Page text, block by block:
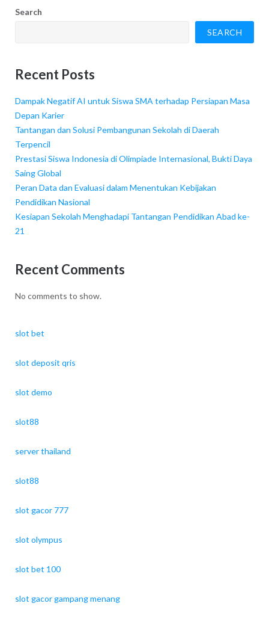
Search
SEARCH
Recent Posts
Dampak Negatif AI untuk Siswa SMA terhadap Persiapan Masa
Depan Karier
Tantangan dan Solusi Pembangunan Sekolah di Daerah
Terpencil
Prestasi Siswa Indonesia di Olimpiade Internasional, Bukti Daya
Saing Global
Peran Data dan Evaluasi dalam Menentukan Kebijakan
Pendidikan Nasional
Kesiapan Sekolah Menghadapi Tantangan Pendidikan Abad ke-
21
Recent Comments
No comments to show.
slot bet
slot deposit qris
slot demo
slot88
server thailand
slot88
slot gacor 777
slot olympus
slot bet 100
slot gacor gampang menang